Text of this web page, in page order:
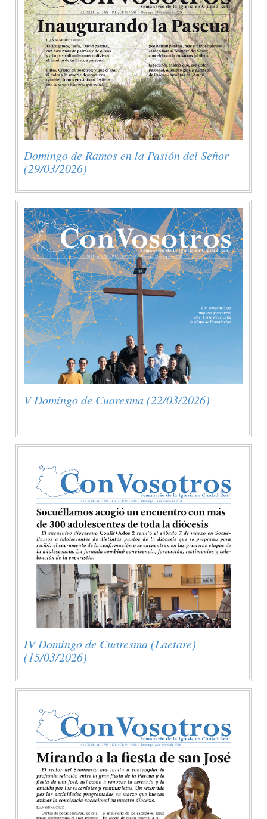
Domingo de Ramos en la Pasión del Señor
(29/03/2026)
V Domingo de Cuaresma (22/03/2026)
IV Domingo de Cuaresma (Laetare)
(15/03/2026)